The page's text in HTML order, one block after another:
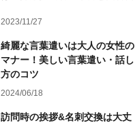
2023/11/27
綺麗な言葉遣いは大人の女性の
マナー！美しい言葉遣い・話し
方のコツ
2024/06/18
訪問時の挨拶&名刺交換は大丈